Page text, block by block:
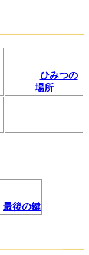
ひみつの
場所
最後の鍵